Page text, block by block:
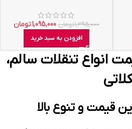
1,395,000تومان 1,095,000تومان
افزودن به سبد خرید
انواع تنقلات سالم،
قیمت و تنوع بالا